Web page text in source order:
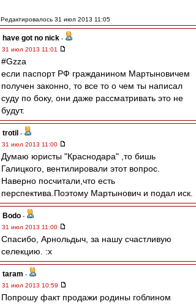
Редактировалось 31 июл 2013 11:05
have got no nick -
31 июл 2013 11:01
#Gzza
если паспорт РФ гражданином Мартыновичем
получен законно, то все то о чем ты написал
суду по боку, они даже рассматривать это не
будут.
trotil -
31 июл 2013 11:00
Думаю юристы "Краснодара" ,то бишь
Галицкого, вентилировали этот вопрос.
Наверно посчитали,что есть
перспектива.Поэтому Мартынович и подал иск.
Bodo -
31 июл 2013 11:00
Спасибо, Арнольдыч, за нашу счастливую
селекцию. :x
taram -
31 июл 2013 10:59
Попрошу факт продажи родины гоблином